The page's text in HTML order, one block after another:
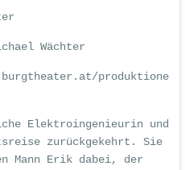
Wächter
produktione
Elektroingenieurin und
zurückgekehrt. Sie
Mann Erik dabei, der